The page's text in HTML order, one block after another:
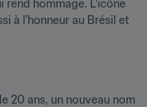
rend hommage. L'icône
à l'honneur au Brésil et
20 ans, un nouveau nom